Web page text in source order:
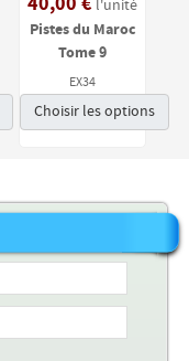
l'unité
Pistes du Maroc
Tome 9
EX34
Choisir les options